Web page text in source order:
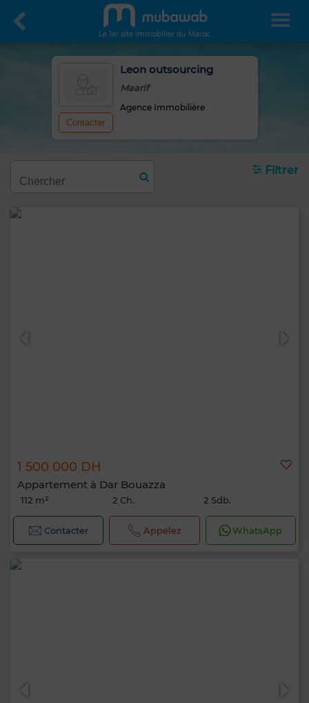
Le 1er site immobilier du Maroc
Contacter
Leon outsourcing
Maarif
Agence Immobilière
Filtrer
1 500 000 DH
Appartement à Dar Bouazza
112 m² 2 Ch. 2 Sdb.
Contacter Appelez WhatsApp